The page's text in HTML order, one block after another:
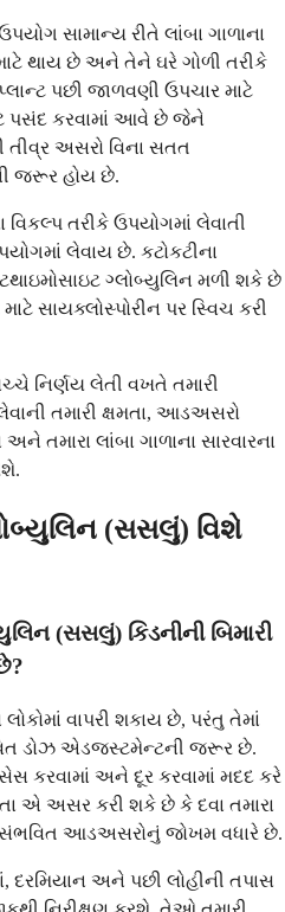
સામાન્ય રીતે લાંબા ગાળાના
થાય છે અને તેને ઘરે ગોળી તરીકે
પછી જાળવણી ઉપચાર માટે
પસંદ કરવામાં આવે છે જેને
તીવ્ર અસરો વિના સતત
જરૂર હોય છે.
તરીકે ઉપયોગમાં લેવાતી
લેવાય છે. કટોકટીના
ગ્લોબ્યુલિન મળી શકે છે
સાયક્લોસ્પોરીન પર સ્વિચ કરી
નિર્ણય લેતી વખતે તમારી
તમારી ક્ષમતા, આડઅસરો
તમારા લાંબા ગાળાના સારવારના
(સસલું) વિશે
(સસલું) કિડનીની બિમારી
લોકોમાં વાપરી શકાય છે, પરંતુ તેમાં
ડોઝ એડજસ્ટમેન્ટની જરૂર છે.
કરવામાં અને દૂર કરવામાં મદદ કરે
એ અસર કરી શકે છે કે દવા તમારા
આડઅસરોનું જોખમ વધારે છે.
દરમિયાન અને પછી લોહીની તપાસ